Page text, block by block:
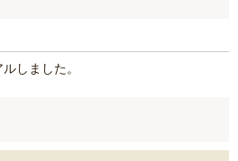
しました。